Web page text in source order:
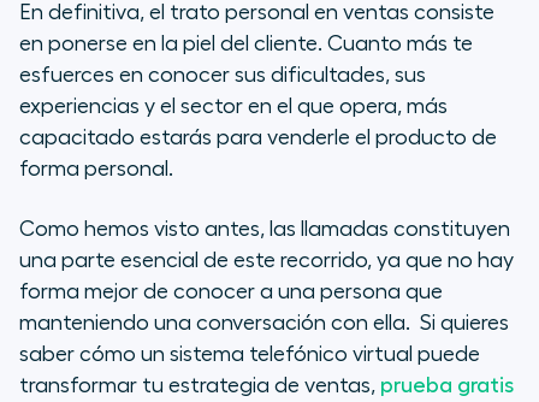
En definitiva, el trato personal en ventas consiste
en ponerse en la piel del cliente. Cuanto más te
esfuerces en conocer sus dificultades, sus
experiencias y el sector en el que opera, más
capacitado estarás para venderle el producto de
forma personal .
Como hemos visto antes, las llamadas constituyen
una parte esencial de este recorrido, ya que no hay
forma mejor de conocer a una persona que
manteniendo una conversación con ella. Si quieres
saber cómo un sistema telefónico virtual puede
transformar tu estrategia de ventas, prueba gratis